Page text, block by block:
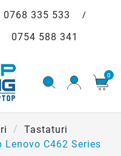
0768 335 533
0754 588 341
0
Tastaturi
C462 Series